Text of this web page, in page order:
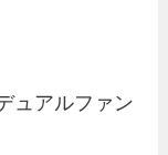
ュアルファン